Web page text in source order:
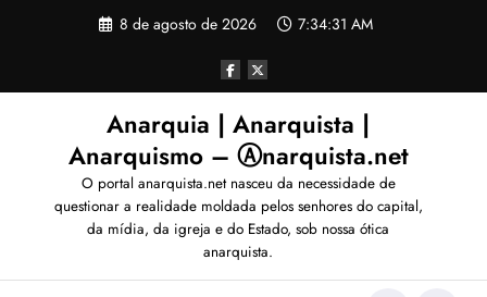
8 de agosto de 2026 7:34:34 AM
Anarquia | Anarquista |
Anarquismo – Ⓐnarquista.net
O portal anarquista.net nasceu da necessidade de
questionar a realidade moldada pelos senhores do capital,
da mídia, da igreja e do Estado, sob nossa ótica
anarquista.